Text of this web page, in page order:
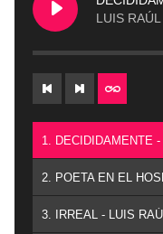
LUIS
1. DECIDIDAMENTE
2. POETA EN EL
3. IRREAL - LUIS